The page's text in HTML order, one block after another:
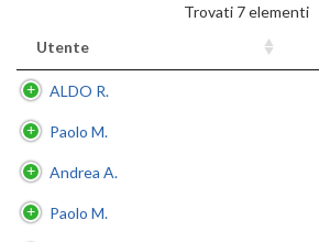
Trovati 7 elementi
Utente
ALDO R.
Paolo M.
Andrea A.
Paolo M.